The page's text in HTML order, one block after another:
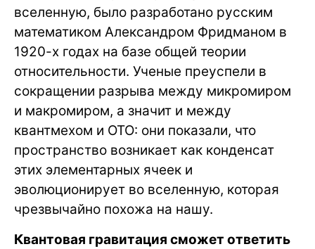
вселенную, было разработано русским
математиком Александром Фридманом в
1920-х годах на базе общей теории
относительности. Ученые преуспели в
сокращении разрыва между микромиром
и макромиром, а значит и между
квантмехом и ОТО: они показали, что
пространство возникает как конденсат
этих элементарных ячеек и
эволюционирует во вселенную, которая
чрезвычайно похожа на нашу.
Квантовая гравитация сможет ответить